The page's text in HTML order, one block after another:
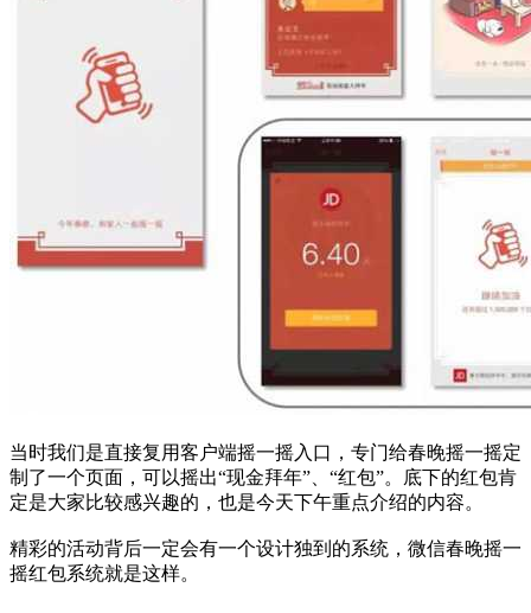
当时我们是直接复用客户端摇一摇入口，专门给春晚摇一摇定
制了一个页面，可以摇出“现金拜年”、“红包”。底下的红包肯
定是大家比较感兴趣的，也是今天下午重点介绍的内容。
精彩的活动背后一定会有一个设计独到的系统，微信春晚摇一
摇红包系统就是这样。